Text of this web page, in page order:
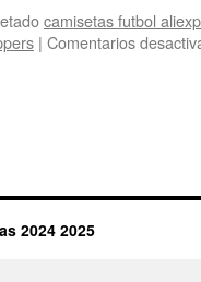
camisetas futbol
| Comentarios
2024 2025